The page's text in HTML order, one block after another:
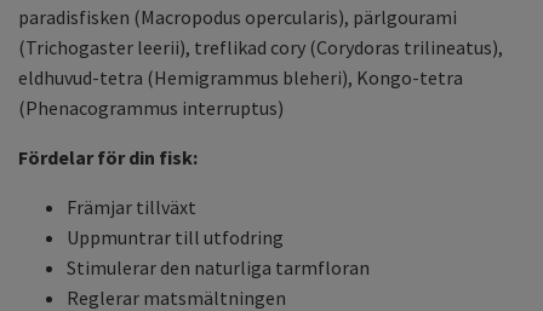
paradisfisken (Macropodus opercularis), pärlgourami
(Trichogaster leerii), treflikad cory (Corydoras trilineatus),
eldhuvud-tetra (Hemigrammus bleheri), Kongo-tetra
(Phenacogrammus interruptus)
Fördelar för din fisk:
Främjar tillväxt
Uppmuntrar till utfodring
Stimulerar den naturliga tarmfloran
Reglerar matsmältningen